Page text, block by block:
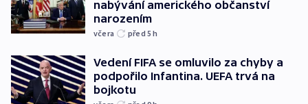
nabývání amerického občanství
narozením
včera před 5h
Vedení FIFA se omluvilo za chyby a
podpořilo Infantina. UEFA trvá na
bojkotu